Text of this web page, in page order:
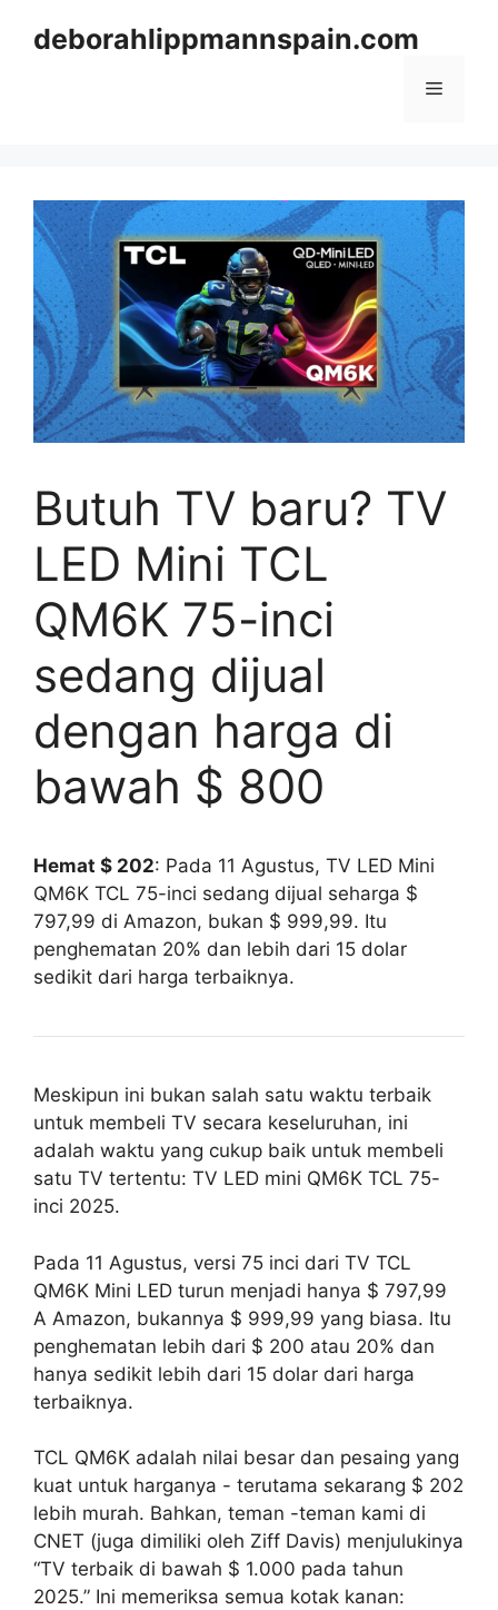
deborahlippmannspain.com
Menu
Butuh TV baru? TV
LED Mini TCL
QM6K 75-inci
sedang dijual
dengan harga di
bawah $ 800
Hemat $ 202: Pada 11 Agustus, TV LED Mini
QM6K TCL 75-inci sedang dijual seharga $
797,99 di Amazon, bukan $ 999,99. Itu
penghematan 20% dan lebih dari 15 dolar
sedikit dari harga terbaiknya.
Meskipun ini bukan salah satu waktu terbaik
untuk membeli TV secara keseluruhan, ini
adalah waktu yang cukup baik untuk membeli
satu TV tertentu: TV LED mini QM6K TCL 75-
inci 2025.
Pada 11 Agustus, versi 75 inci dari TV TCL
QM6K Mini LED turun menjadi hanya $ 797,99
A Amazon, bukannya $ 999,99 yang biasa. Itu
penghematan lebih dari $ 200 atau 20% dan
hanya sedikit lebih dari 15 dolar dari harga
terbaiknya.
TCL QM6K adalah nilai besar dan pesaing yang
kuat untuk harganya - terutama sekarang $ 202
lebih murah. Bahkan, teman -teman kami di
CNET (juga dimiliki oleh Ziff Davis) menjulukinya
“TV terbaik di bawah $ 1.000 pada tahun
2025.” Ini memeriksa semua kotak kanan: